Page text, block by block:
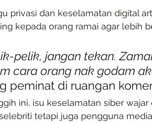
privasi dan keselamatan digital
kepada orang ramai agar lebih
pelik, jangan tekan.
cara orang nak godam
peminat di ruangan
ini, isu keselamatan siber wajar
tetapi juga pengguna